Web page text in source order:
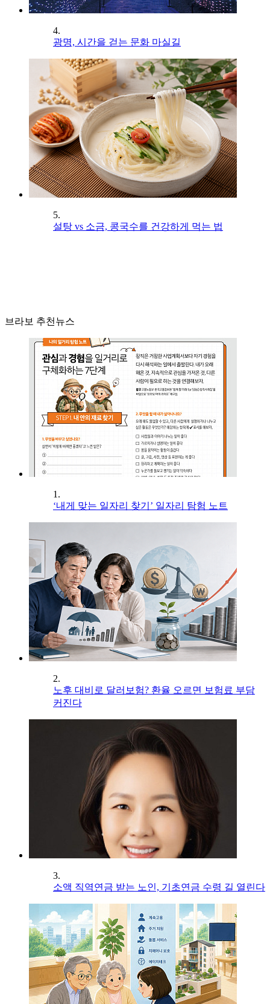
4.
광명, 시간을 걷는 문화 마실길
5.
설탕 vs 소금, 콩국수를 건강하게 먹는 법
브라보 추천뉴스
1.
‘내게 맞는 일자리 찾기’ 일자리 탐험 노트
2.
노후 대비로 달러보험? 환율 오르면 보험료 부담
커진다
3.
소액 직역연금 받는 노인, 기초연금 수령 길 열린다